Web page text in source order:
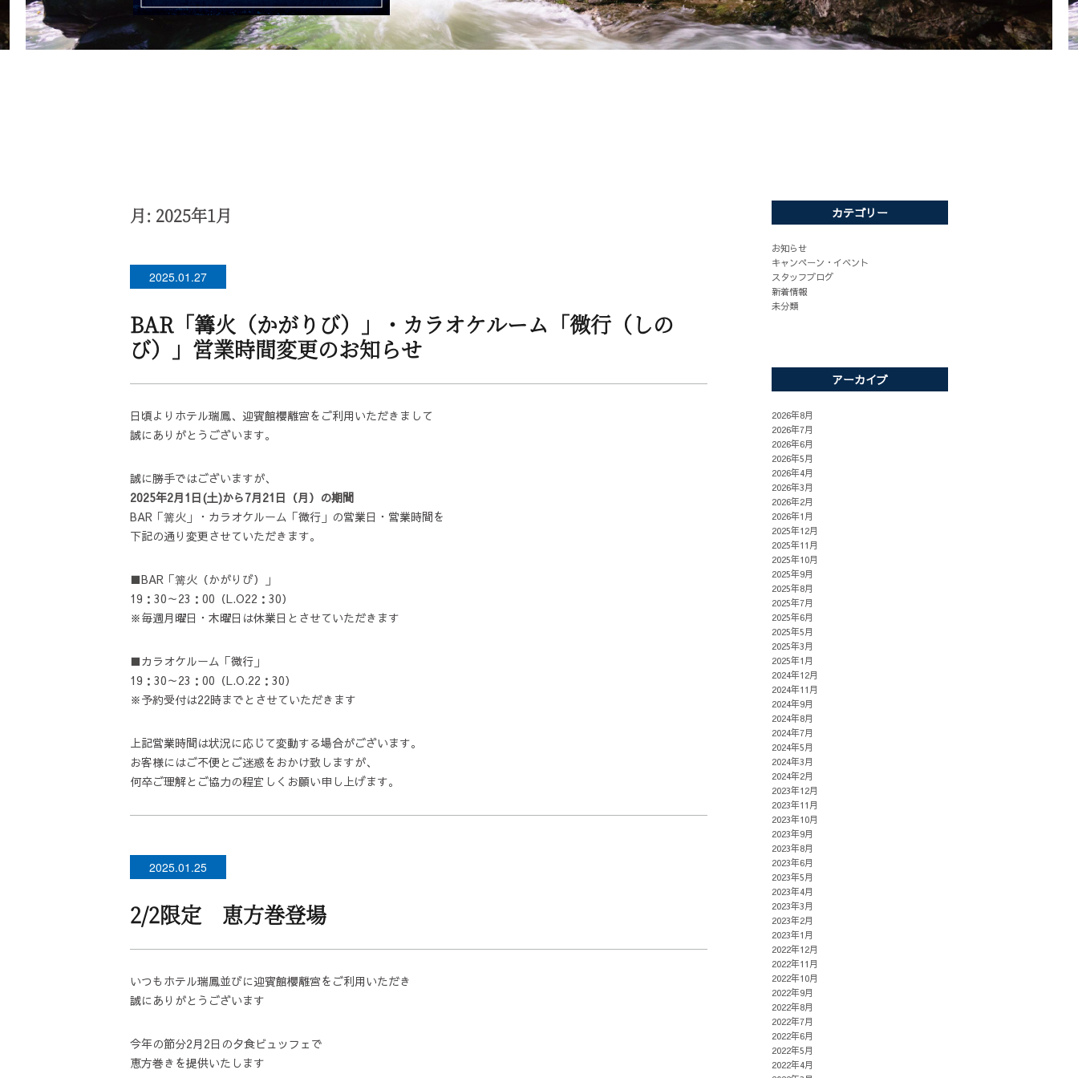
カテゴリー
お知らせ
キャンペーン・イベント
スタッフブログ
新着情報
未分類
アーカイブ
2026年8月
2026年7月
2026年6月
2026年5月
2026年4月
2026年3月
2026年2月
2026年1月
2025年12月
2025年11月
2025年10月
2025年9月
2025年8月
2025年7月
2025年6月
2025年5月
2025年3月
2025年1月
2024年12月
2024年11月
2024年9月
2024年8月
2024年7月
2024年5月
2024年3月
2024年2月
2023年12月
2023年11月
2023年10月
2023年9月
2023年8月
2023年6月
2023年5月
2023年4月
2023年3月
2023年2月
2023年1月
2022年12月
2022年11月
2022年10月
2022年9月
2022年8月
2022年7月
2022年6月
2022年5月
2022年4月
月: 2025年1月
2025.01.27
BAR「篝火（かがりび）」・カラオケルーム「微行（しの
び）」営業時間変更のお知らせ
日頃よりホテル瑞鳳、迎賓館櫻離宮をご利用いただきまして
誠にありがとうございます。
誠に勝手ではございますが、
2025年2月1日(土)から7月21日（月）の期間
BAR「篝火」・カラオケルーム「微行」の営業日・営業時間を
下記の通り変更させていただきます。
■BAR「篝火（かがりび）」
19：30～23：00（L.O22：30）
※毎週月曜日・木曜日は休業日とさせていただきます
■カラオケルーム「微行」
19：30～23：00（L.O.22：30）
※予約受付は22時までとさせていただきます
上記営業時間は状況に応じて変動する場合がございます。
お客様にはご不便とご迷惑をおかけ致しますが、
何卒ご理解とご協力の程宜しくお願い申し上げます。
2025.01.25
2/2限定 恵方巻登場
いつもホテル瑞鳳並びに迎賓館櫻離宮をご利用いただき
誠にありがとうございます
今年の節分2月2日の夕食ビュッフェで
恵方巻きを提供いたします